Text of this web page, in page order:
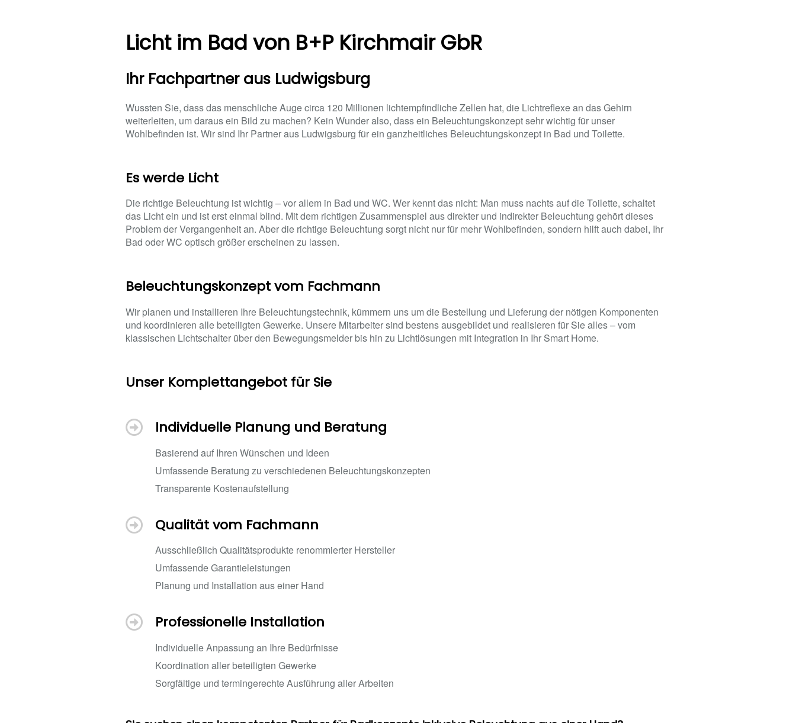
Licht im Bad von B+P Kirchmair GbR
Ihr Fachpartner aus Ludwigsburg
Wussten Sie, dass das menschliche Auge circa 120 Millionen lichtempfindliche Zellen hat, die Lichtreflexe an das Gehirn
weiterleiten, um daraus ein Bild zu machen? Kein Wunder also, dass ein Beleuchtungskonzept sehr wichtig für unser
Wohlbefinden ist. Wir sind Ihr Partner aus Ludwigsburg für ein ganzheitliches Beleuchtungskonzept in Bad und Toilette.
Es werde Licht
Die richtige Beleuchtung ist wichtig – vor allem in Bad und WC. Wer kennt das nicht: Man muss nachts auf die Toilette, schaltet
das Licht ein und ist erst einmal blind. Mit dem richtigen Zusammenspiel aus direkter und indirekter Beleuchtung gehört dieses
Problem der Vergangenheit an. Aber die richtige Beleuchtung sorgt nicht nur für mehr Wohlbefinden, sondern hilft auch dabei, Ihr
Bad oder WC optisch größer erscheinen zu lassen.
Beleuchtungskonzept vom Fachmann
Wir planen und installieren Ihre Beleuchtungstechnik, kümmern uns um die Bestellung und Lieferung der nötigen Komponenten
und koordinieren alle beteiligten Gewerke. Unsere Mitarbeiter sind bestens ausgebildet und realisieren für Sie alles – vom
klassischen Lichtschalter über den Bewegungsmelder bis hin zu Lichtlösungen mit Integration in Ihr Smart Home.
Unser Komplettangebot für Sie
Individuelle Planung und Beratung
Basierend auf Ihren Wünschen und Ideen
Umfassende Beratung zu verschiedenen Beleuchtungskonzepten
Transparente Kostenaufstellung
Qualität vom Fachmann
Ausschließlich Qualitätsprodukte renommierter Hersteller
Umfassende Garantieleistungen
Planung und Installation aus einer Hand
Professionelle Installation
Individuelle Anpassung an Ihre Bedürfnisse
Koordination aller beteiligten Gewerke
Sorgfältige und termingerechte Ausführung aller Arbeiten